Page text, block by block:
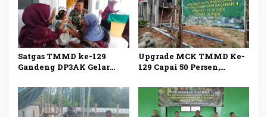
Satgas TMMD ke-129
Gandeng DP3AK Gelar
Pastikan Ibu dan Anak
Dapat Layanan Kesehatan
Optimal
Upgrade MCK TMMD Ke-
129 Capai 50 Persen,
Plester Dinding Terus
Dikebut